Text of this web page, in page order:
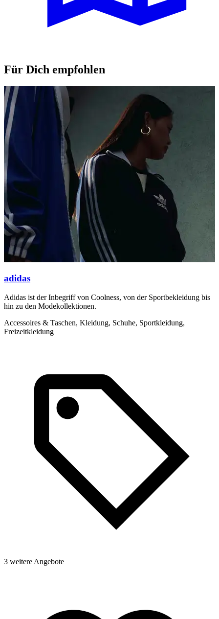
Für Dich empfohlen
adidas
Adidas ist der Inbegriff von Coolness, von der Sportbekleidung bis
hin zu den Modekollektionen.
Accessoires & Taschen, Kleidung, Schuhe, Sportkleidung,
Freizeitkleidung
3 weitere Angebote